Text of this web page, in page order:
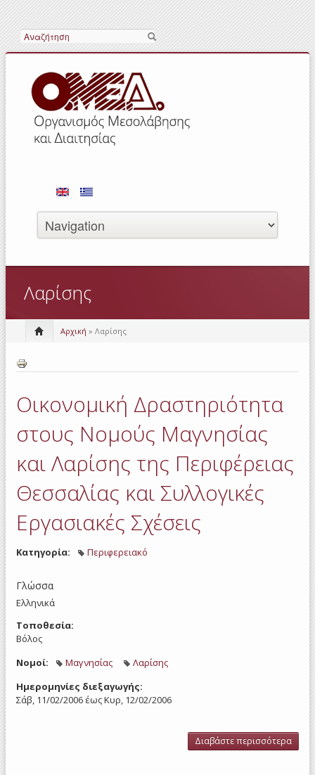
Αναζήτηση
Λαρίσης
Αρχική » Λαρίσης
Οικονομική Δραστηριότητα
στους Νομούς Μαγνησίας
και Λαρίσης της Περιφέρειας
Θεσσαλίας και Συλλογικές
Εργασιακές Σχέσεις
Κατηγορία: Περιφερειακό
Γλώσσα
Ελληνικά
Τοποθεσία:
Βόλος
Νομοί:
Μαγνησίας
Λαρίσης
Ημερομηνίες διεξαγωγής:
Σάβ, 11/02/2006 έωςΚυρ, 12/02/2006
Διαβάστε περισσότερα